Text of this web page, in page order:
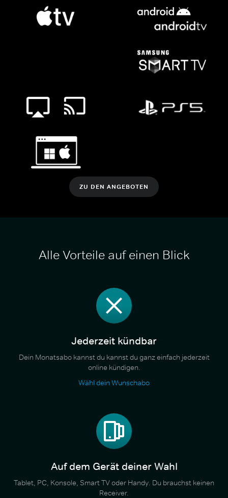
ZU DEN ANGEBOTEN
Alle Vorteile auf einen Blick
Jederzeit kündbar
Dein Monatsabo kannst du kannst du ganz einfach jederzeit
online kündigen.
Wähl dein Wunschabo
Auf dem Gerät deiner Wahl
Tablet, PC, Konsole, Smart TV oder Handy. Du brauchst keinen
Receiver.